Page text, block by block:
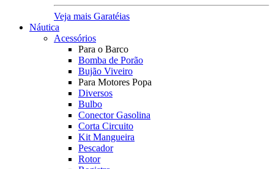
Veja mais Garatéias
Náutica
Acessórios
Para o Barco
Bomba de Porão
Bujão Viveiro
Para Motores Popa
Diversos
Bulbo
Conector Gasolina
Corta Circuito
Kit Mangueira
Pescador
Rotor